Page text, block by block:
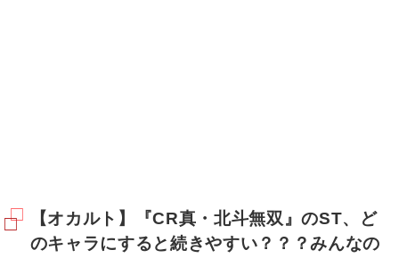
【オカルト】『CR真・北斗無双』のST、ど
のキャラにすると続きやすい？？？みんなの